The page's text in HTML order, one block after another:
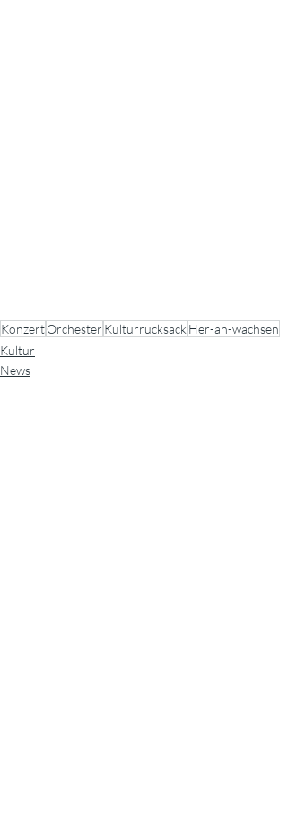
KonzertOrchester Kulturrucksack Her-an-wachsen
Kultur
News